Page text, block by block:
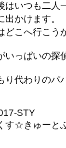
はいつも二人
出かけます。
どこへ行こう
いっぱいの探
り代わりのパ
STY
す☆きゅーと